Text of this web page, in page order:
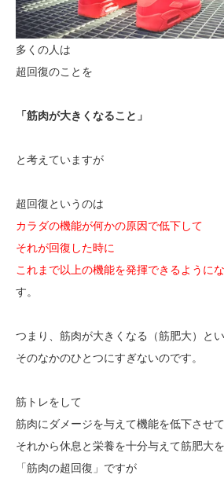
多くの人は
超回復のことを
「筋肉が大きくなること」
と考えていますが
超回復というのは
カラダの機能が何かの原因で低下して
それが回復した時に
これまで以上の機能を発揮できるように
す。
つまり、筋肉が大きくなる（筋肥大）と
そのなかのひとつにすぎないのです。
筋トレをして
筋肉にダメージを与えて機能を低下させて
それから休息と栄養を十分与えて筋肥大
「筋肉の超回復」ですが